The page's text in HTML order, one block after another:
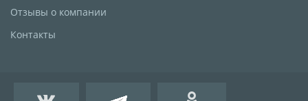
Отзывы о компании
Контакты